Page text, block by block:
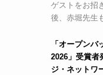
ゲストをお招
後、赤堀先生
「オープン
2026」受賞者
ジ・ネットワ